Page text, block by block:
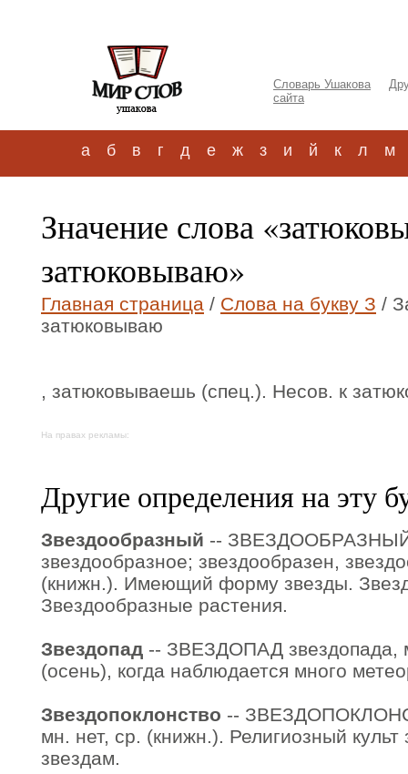
Словарь Ушакова
сайта
а б в г д е ж з и й к л м
Значение слова
затюковываю»
Главная страница / Слова на букву З /
затюковываю
, затюковываешь (спец.). Несов. к
На правах рекламы:
Другие определения на эту
Звездообразный -- ЗВЕЗДООБРАЗНЫЙ
звездообразное; звездообразен,
(книжн.). Имеющий форму звезды.
Звездообразные растения.
Звездопад -- ЗВЕЗДОПАД звездопада,
(осень), когда наблюдается много
Звездопоклонство --
мн. нет, ср. (книжн.). Религиозный культ
звездам.